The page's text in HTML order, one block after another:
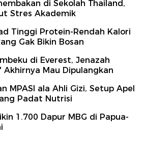
di Sekolah Thailand,
Stres Akademik
Tinggi Protein-Rendah Kalori
Gak Bikin Bosan
di Everest, Jenazah
Akhirnya Mau Dipulangkan
MPASI ala Ahli Gizi, Setup Apel
Padat Nutrisi
1.700 Dapur MBG di Papua-